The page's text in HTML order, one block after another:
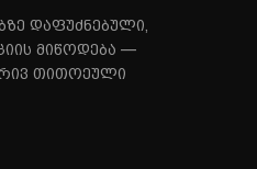
დაფუძნებული,
მიწოდება —
თითოეული